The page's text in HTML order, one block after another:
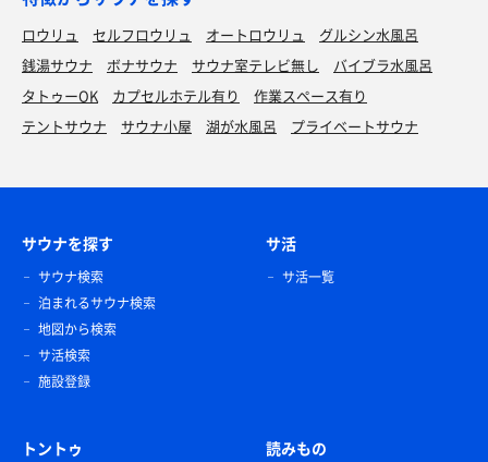
ロウリュ セルフロウリュ オートロウリュ
グルシン水風呂
銭湯サウナ
ボナサウナ サウナ室テレビ無し
バイブラ水風呂
タトゥーOK
カプセルホテル有り
作業スペース有り
テントサウナ
サウナ小屋 湖が水風呂 プライベートサウナ
サウナを探す
サウナ検索
泊まれるサウナ検索
地図から検索
サ活検索
施設登録
サ活
サ活一覧
トントゥ 読みもの